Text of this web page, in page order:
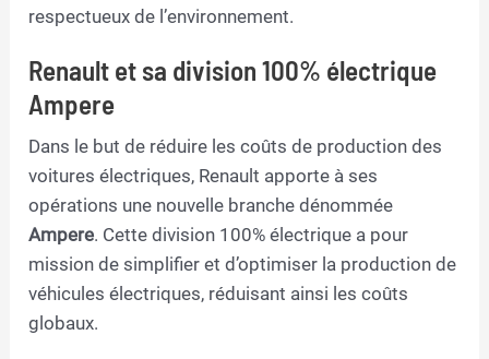
respectueux de l’environnement.
Renault et sa division 100% électrique
Ampere
Dans le but de réduire les coûts de production des
voitures électriques, Renault apporte à ses
opérations une nouvelle branche dénommée
Ampere. Cette division 100% électrique a pour
mission de simplifier et d’optimiser la production de
véhicules électriques, réduisant ainsi les coûts
globaux.